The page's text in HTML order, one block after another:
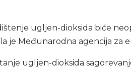
ugljen-dioksida biće
je Međunarodna agencija za
ugljen-dioksida